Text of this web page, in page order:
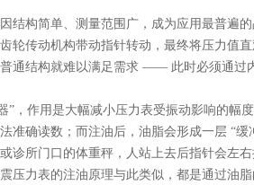
结构简单、测量范围广，成为应用最普遍
轮传动机构带动指针转动，最终将压力值
通结构就难以满足需求 —— 此时必须通过
”，作用是大幅减小压力表受振动影响的幅
准确读数；而注油后，油脂会形成一层 “
诊所门口的体重秤，人站上去后指针会左
压力表的注油原理与此类似，都是通过油